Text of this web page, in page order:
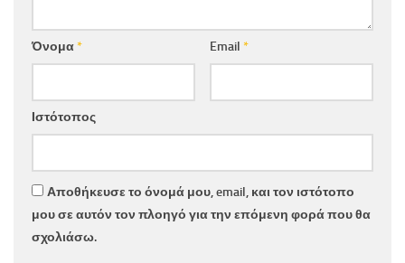
Όνομα* Email *
Ιστότοπος
Αποθήκευσε το όνομά μου, email, και τον ιστότοπο
μου σε αυτόν τον πλοηγό για την επόμενη φορά που θα
σχολιάσω.